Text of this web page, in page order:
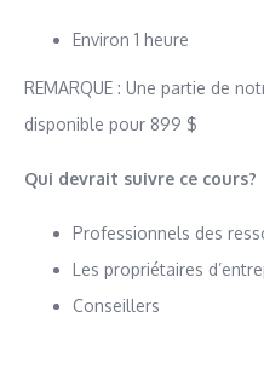
Environ 1 heure
REMARQUE : Une partie de
disponible pour 899 $
Qui devrait suivre ce cours?
Professionnels des
Les propriétaires
Conseillers